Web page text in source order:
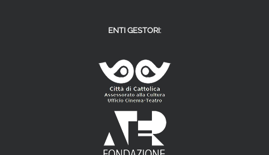
ENTI GESTORI: